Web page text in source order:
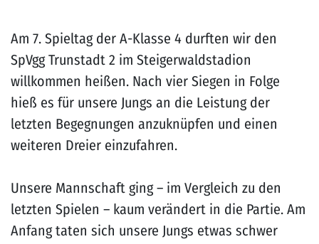
Am 7. Spieltag der A-Klasse 4 durften wir den
SpVgg Trunstadt 2 im Steigerwaldstadion
willkommen heißen. Nach vier Siegen in Folge
hieß es für unsere Jungs an die Leistung der
letzten Begegnungen anzuknüpfen und einen
weiteren Dreier einzufahren.
Unsere Mannschaft ging – im Vergleich zu den
letzten Spielen – kaum verändert in die Partie. Am
Anfang taten sich unsere Jungs etwas schwer